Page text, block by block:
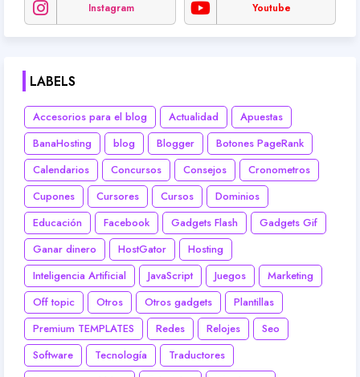
Instagram Youtube
LABELS
Accesorios para el blog Actualidad
Apuestas
BanaHosting
blog Blogger
Botones PageRank
Calendarios
Concursos Consejos
Cronometros
Cupones
Cursores Cursos
Dominios
Educación
Facebook Gadgets Flash
Gadgets Gif
Ganar dinero
HostGator
Hosting
Inteligencia Artificial
JavaScript Juegos
Marketing
Off topic
Otros Otros gadgets
Plantillas
Premium TEMPLATES
Redes Relojes
Seo
Software
Tecnología
Traductores